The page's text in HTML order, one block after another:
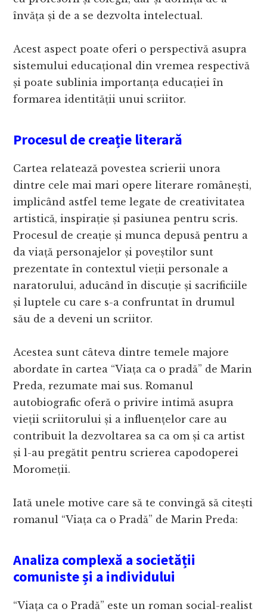
învăța și de a se dezvolta intelectual.
Acest aspect poate oferi o perspectivă asupra
sistemului educațional din vremea respectivă
și poate sublinia importanța educației în
formarea identității unui scriitor.
Procesul de creație literară
Cartea relatează povestea scrierii unora
dintre cele mai mari opere literare românești,
implicând astfel teme legate de creativitatea
artistică, inspirație și pasiunea pentru scris.
Procesul de creație și munca depusă pentru a
da viață personajelor și poveștilor sunt
prezentate în contextul vieții personale a
naratorului, aducând în discuție și sacrificiile
și luptele cu care s-a confruntat în drumul
său de a deveni un scriitor.
Acestea sunt câteva dintre temele majore
abordate în cartea “Viața ca o pradă” de Marin
Preda, rezumate mai sus. Romanul
autobiografic oferă o privire intimă asupra
vieții scriitorului și a influențelor care au
contribuit la dezvoltarea sa ca om și ca artist
și l-au pregătit pentru scrierea capodoperei
Moromeții.
Iată unele motive care să te convingă să citești
romanul “Viața ca o Pradă” de Marin Preda:
Analiza complexă a societății
comuniste și a individului
“Viața ca o Pradă” este un roman social-realist